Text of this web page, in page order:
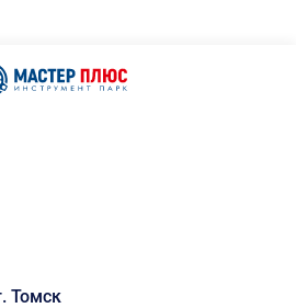
Томск